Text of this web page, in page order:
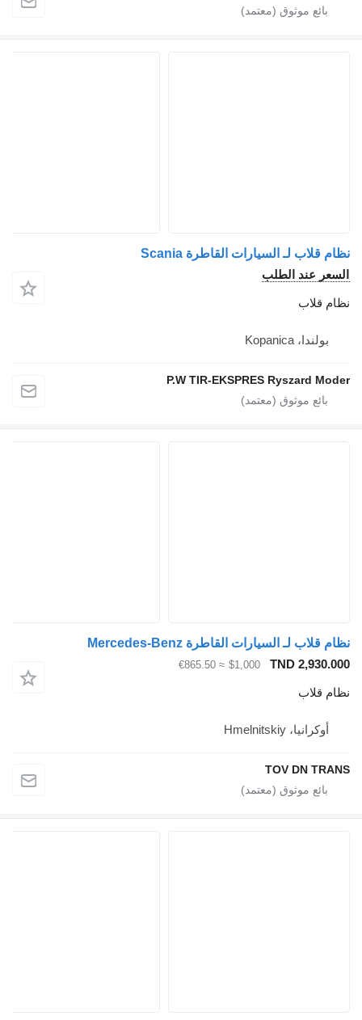
نظام قلاب لـ السيارات القاطرة Scania
السعر عند الطلب
نظام قلاب
بولندا، Kopanica
P.W TIR-EKSPRES Ryszard Moder
نظام قلاب لـ السيارات القاطرة Mercedes-Benz
TND 2,930.000
$1,000
≈ €865.50
نظام قلاب
أوكرانيا، Hmelnitskiy
TOV DN TRANS